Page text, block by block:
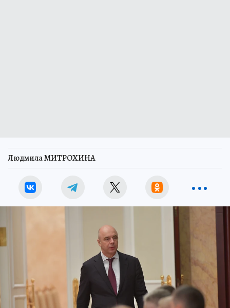
Людмила МИТРОХИНА